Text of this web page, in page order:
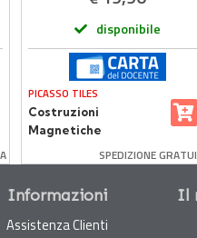
disponibile
PICASSO TILES
Costruzioni
Magnetiche
Tiles 30 Piastrelle
SPEDIZIONE
Informazioni
Assistenza Clienti
Il